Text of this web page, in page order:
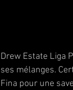
Drew Estate Liga
ses mélanges.
Fina pour une